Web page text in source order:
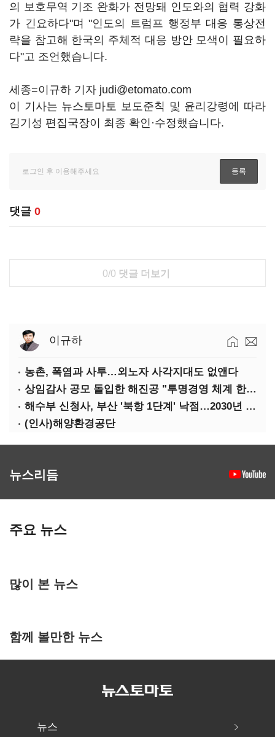
의 보호무역 기조 완화가 전망돼 인도와의 협력 강화
가 긴요하다"며 "인도의 트럼프 행정부 대응 통상전
략을 참고해 한국의 주체적 대응 방안 모색이 필요하
다"고 조언했습니다.
세종=이규하 기자 judi@etomato.com
이 기사는 뉴스토마토 보도준칙 및 윤리강령에 따라
김기성 편집국장이 최종 확인·수정했습니다.
댓글 0
0/0 댓글 더보기
이규하
농촌, 폭염과 사투…외노자 사각지대도 없앤다
상임감사 공모 돌입한 해진공 "투명경영 체계 한층 강화"
해수부 신청사, 부산 '북항 1단계' 낙점…2030년 완공 목표
(인사)해양환경공단
뉴스리듬
주요 뉴스
많이 본 뉴스
함께 볼만한 뉴스
뉴스